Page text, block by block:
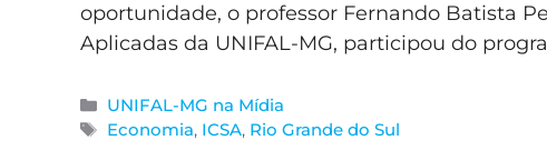
oportunidade, o professor Fernando Batista
Aplicadas da UNIFAL-MG, participou do
UNIFAL-MG na Mídia
Economia, ICSA, Rio Grande do Sul